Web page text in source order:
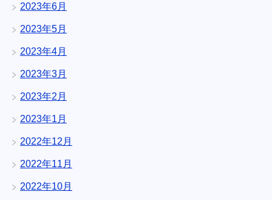
2023年6月
2023年5月
2023年4月
2023年3月
2023年2月
2023年1月
2022年12月
2022年11月
2022年10月